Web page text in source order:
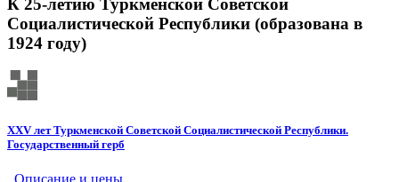
К 25-летию Туркменской Советской
Социалистической Республики (образована в
1924 году)
XXV лет Туркменской Советской Социалистической Республики.
Государственный герб
Описание и цены